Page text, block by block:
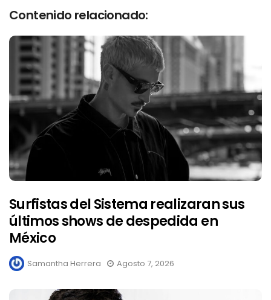
Contenido relacionado:
Surfistas del Sistema realizaran sus
últimos shows de despedida en
México
Samantha Herrera Agosto 7, 2026